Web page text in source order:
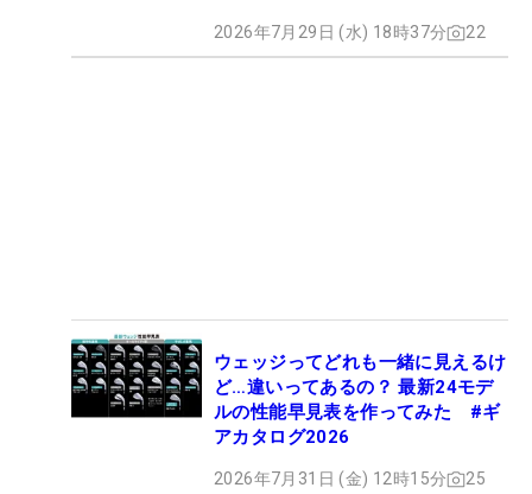
2026年7月29日 (水) 18時37分 22
ウェッジってどれも一緒に見えるけ
ど…違いってあるの？ 最新24モデ
ルの性能早見表を作ってみた #ギ
アカタログ2026
2026年7月31日 (金) 12時15分 25